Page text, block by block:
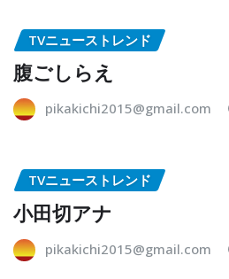
TVニューストレンド
腹ごしらえ
pikakichi2015@gmail.com
TVニューストレンド
小田切アナ
pikakichi2015@gmail.com